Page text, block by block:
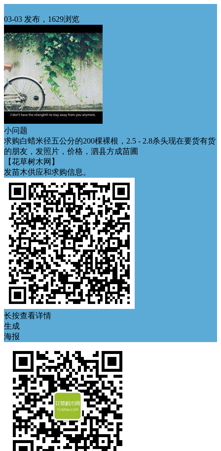
03-03 发布，1629浏览
小问题
求购白蜡米径五公分的200棵裸根，2.5 - 2.8杀头现在要货有货
的朋友，发照片，价格，泗县方成苗圃
【花草树木网】
发苗木供应和求购信息。
长按查看详情
生成
海报